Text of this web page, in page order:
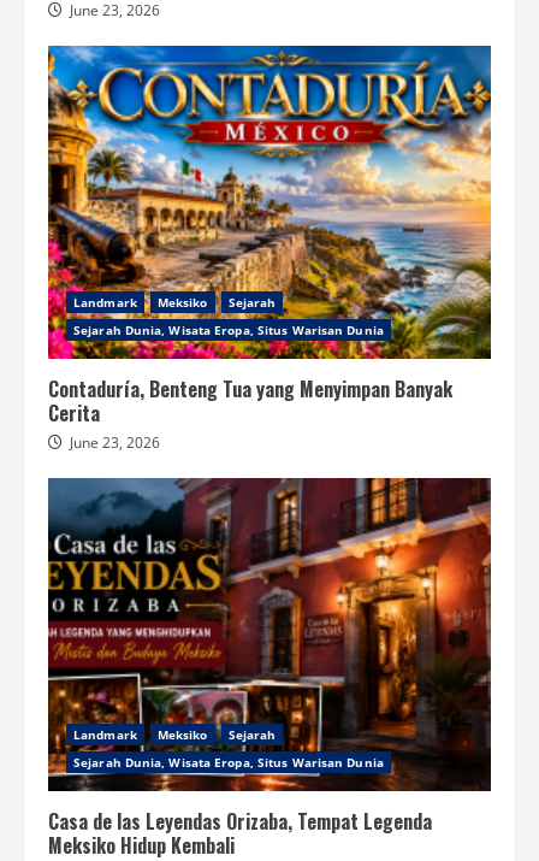
June 23, 2026
Landmark Meksiko
Sejarah
Sejarah Dunia, Wisata Eropa, Situs Warisan Dunia
Contaduría, Benteng Tua yang Menyimpan Banyak
Cerita
June 23, 2026
Landmark Meksiko
Sejarah
Sejarah Dunia, Wisata Eropa, Situs Warisan Dunia
Casa de las Leyendas Orizaba, Tempat Legenda
Meksiko Hidup Kembali